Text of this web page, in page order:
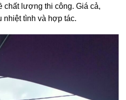
chất lượng thi công. Giá cả,
nhiệt tình và hợp tác.